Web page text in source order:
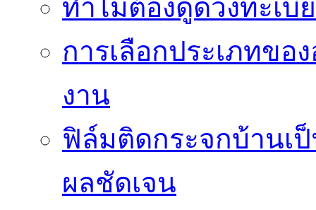
ทำไมต้องดูดวงทะเบี
การเลือกประเภทขอ
งาน
ฟิล์มติดกระจกบ้านเ
ผลชัดเจน